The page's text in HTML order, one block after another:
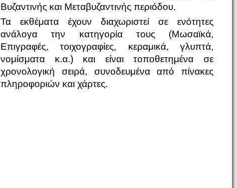
Βυζαντινής και Μεταβυζαντινής περιόδου.
Τα εκθέματα έχουν διαχωριστεί σε ενότητες
ανάλογα την κατηγορία τους (Μωσαϊκά,
Επιγραφές, τοιχογραφίες, κεραμικά, γλυπτά,
νομίσματα κ.α.) και είναι τοποθετημένα σε
χρονολογική σειρά, συνοδευμένα από πίνακες
πληροφοριών και χάρτες.